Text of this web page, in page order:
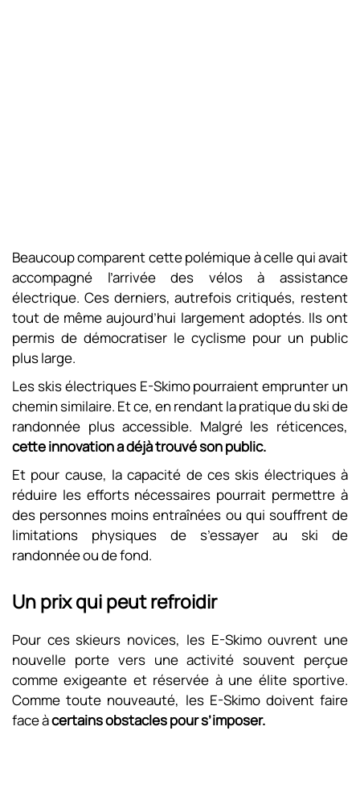
Beaucoup comparent cette polémique à celle qui avait
accompagné l’arrivée des vélos à assistance
électrique. Ces derniers, autrefois critiqués, restent
tout de même aujourd’hui largement adoptés. Ils ont
permis de démocratiser le cyclisme pour un public
plus large.
Les skis électriques E-Skimo pourraient emprunter un
chemin similaire. Et ce, en rendant la pratique du ski de
randonnée plus accessible. Malgré les réticences,
cette innovation a déjà trouvé son public.
Et pour cause, la capacité de ces skis électriques à
réduire les efforts nécessaires pourrait permettre à
des personnes moins entraînées ou qui souffrent de
limitations physiques de s’essayer au ski de
randonnée ou de fond.
Un prix qui peut refroidir
Pour ces skieurs novices, les E-Skimo ouvrent une
nouvelle porte vers une activité souvent perçue
comme exigeante et réservée à une élite sportive.
Comme toute nouveauté, les E-Skimo doivent faire
face àcertains obstacles pour s’imposer.